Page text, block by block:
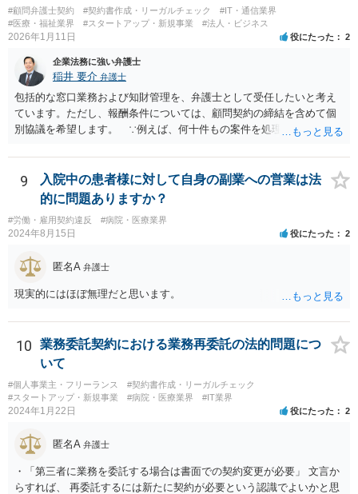
#顧問弁護士契約 #契約書作成・リーガルチェック
#IT・通信業界
#医療・福祉業界
#スタートアップ・新規事業 #法人・ビジネス
2026年1月11日 役にたった 2
企業法務に強い弁護士
稲井 要介 弁護士
包括的な窓口業務および知財管理を、弁護士として受任したいと考え
ています。ただし、報酬条件については、顧問契約の締結を含めて個
別協議を希望します。 ∵例えば、何十件もの案件を処理し、時間を
着手金33万円（税込）では割に合わないことになります。
9
入院中の患者様に対して自身の副業への営業は法
的に問題ありますか？
#労働・雇用契約違反 #病院・医療業界
2024年8月15日 役にたった 2
匿名A 弁護士
現実的にはほぼ無理だと思います。
10
業務委託契約における業務再委託の法的問題につ
いて
#個人事業主・フリーランス
#契約書作成・リーガルチェック
#スタートアップ・新規事業
#病院・医療業界 #IT業界
2024年1月22日 役にたった 2
匿名A 弁護士
・「第三者に業務を委託する場合は書面での契約変更が必要」 文言か
らすれば、 再委託するには新たに契約が必要という認識でよいかと思